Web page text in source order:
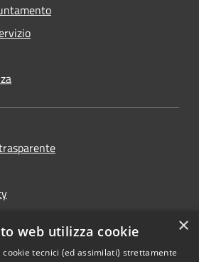
×
web utilizza cookie
tecnici (ed assimilati) strettamente